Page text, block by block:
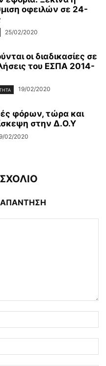
οφειλών σε 24-
25/02/2020
οι διαδικασίες σε
του ΕΣΠΑ 2014-
19/02/2020
φόρων, τώρα και
στην Δ.Ο.Υ
02/2020